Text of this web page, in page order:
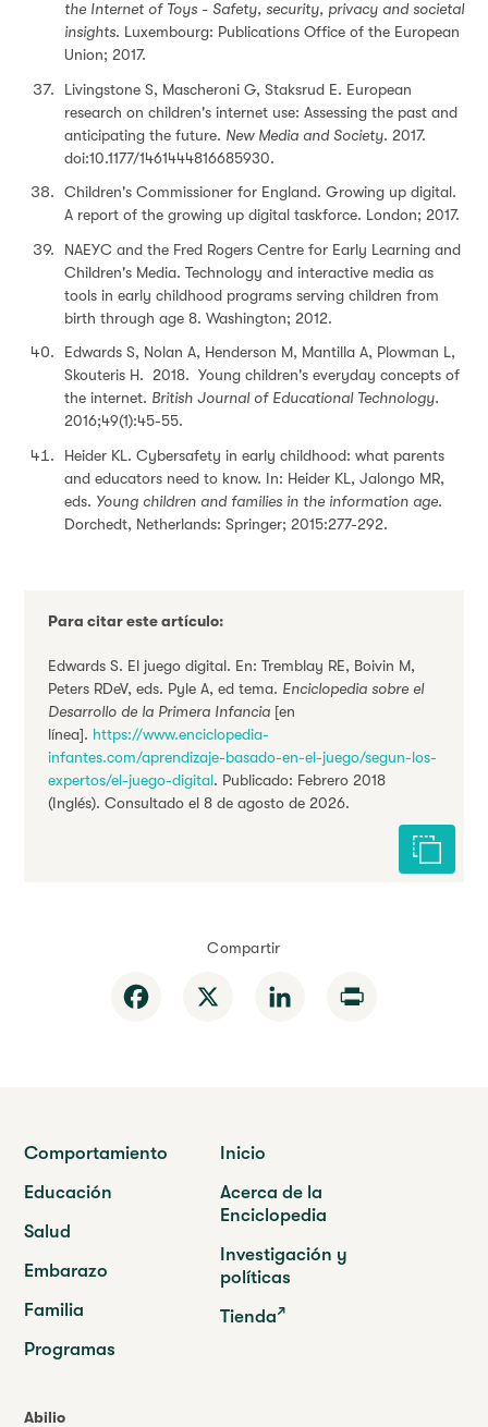
the Internet of Toys - Safety, security, privacy and societal
insights. Luxembourg: Publications Office of the European
Union; 2017.
Livingstone S, Mascheroni G, Staksrud E. European
research on children's internet use: Assessing the past and
anticipating the future. New Media and Society. 2017.
doi:10.1177/1461444816685930.
Children's Commissioner for England. Growing up digital.
A report of the growing up digital taskforce. London; 2017.
NAEYC and the Fred Rogers Centre for Early Learning and
Children's Media. Technology and interactive media as
tools in early childhood programs serving children from
birth through age 8. Washington; 2012.
Edwards S, Nolan A, Henderson M, Mantilla A, Plowman L,
Skouteris H. 2018. Young children's everyday concepts of
the internet. British Journal of Educational Technology.
2016;49(1):45-55.
Heider KL. Cybersafety in early childhood: what parents
and educators need to know. In: Heider KL, Jalongo MR,
eds. Young children and families in the information age.
Dorchedt, Netherlands: Springer; 2015:277-292.
Para citar este artículo:
Edwards S. El juego digital. En: Tremblay RE, Boivin M,
Peters RDeV, eds. Pyle A, ed tema. Enciclopedia sobre el
Desarrollo de la Primera Infancia [en
línea]. https://www.enciclopedia-
infantes.com/aprendizaje-basado-en-el-juego/segun-los-
expertos/el-juego-digital. Publicado: Febrero 2018
(Inglés). Consultado el 8 de agosto de 2026.
Citar
Compartir
Facebook LinkedIn
Abilio
Comportamiento
Educación
Salud
Embarazo
Familia
Programas
Inicio
Acerca de la
Enciclopedia
Investigación y
políticas
Tienda